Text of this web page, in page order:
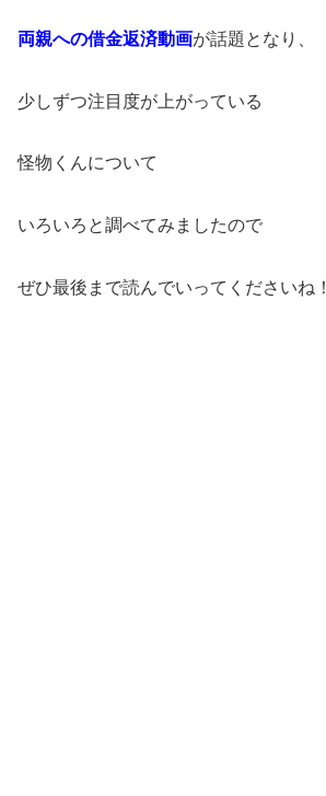
両親への借金返済動画が話題となり、
少しずつ注目度が上がっている
怪物くんについて
いろいろと調べてみましたので
ぜひ最後まで読んでいってくださいね！